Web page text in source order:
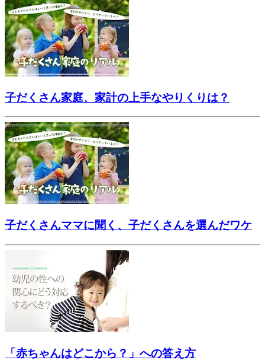
子だくさん家庭、家計の上手なやりくりは？
子だくさんママに聞く、子だくさんを選んだワケ
「赤ちゃんはどこから？」への答え方